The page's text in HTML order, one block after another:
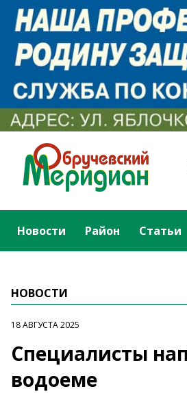
Новости Район Статьи
НОВОСТИ
18 АВГУСТА 2025
Специалисты
водоеме